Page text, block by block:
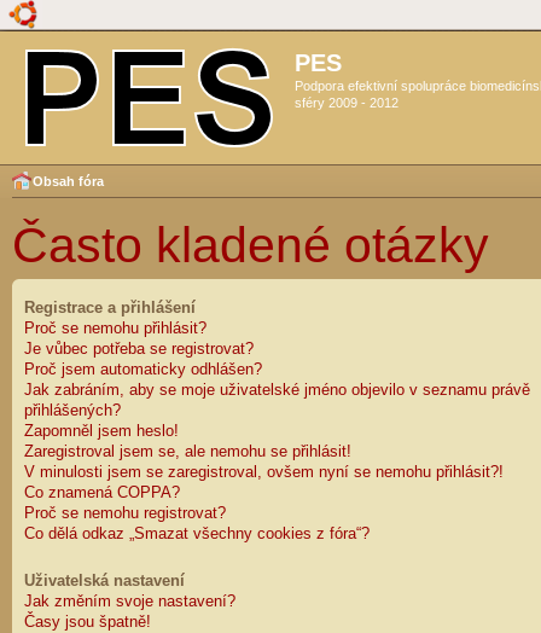
PES
Podpora efektivní spolupráce
sféry 2009 - 2012
Obsah fóra
Často kladené otázky
Registrace a přihlášení
Proč se nemohu přihlásit?
Je vůbec potřeba se registrovat?
Proč jsem automaticky odhlášen?
Jak zabráním, aby se moje uživatelské jméno objevilo v seznamu právě
přihlášených?
Zapomněl jsem heslo!
Zaregistroval jsem se, ale nemohu se přihlásit!
V minulosti jsem se zaregistroval, ovšem nyní se nemohu přihlásit?!
Co znamená COPPA?
Proč se nemohu registrovat?
Co dělá odkaz „Smazat všechny cookies z fóra“?
Uživatelská nastavení
Jak změním svoje nastavení?
Časy jsou špatně!